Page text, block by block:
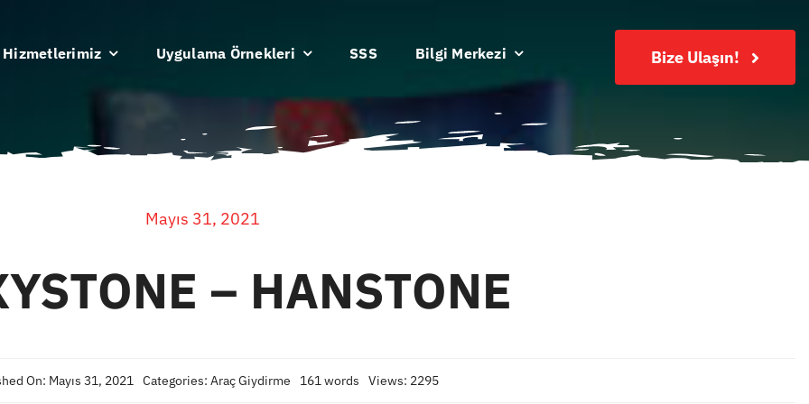
Hizmetlerimiz Uygulama Örnekleri SSS Bilgi Merkezi Bize Ulaşın!
Mayıs 31, 2021
– HANSTONE
On: Mayıs 31, 2021 Categories: Araç Giydirme 161 words Views: 2295